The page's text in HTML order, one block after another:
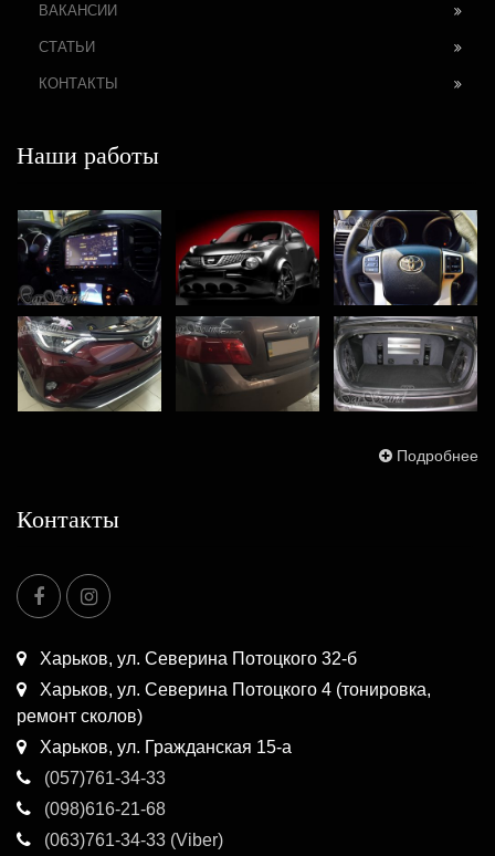
ВАКАНСИИ
СТАТЬИ
КОНТАКТЫ
Наши работы
Подробнее
Контакты
Харьков, ул. Северина Потоцкого 32-б
Харьков, ул. Северина Потоцкого 4 (тонировка,
ремонт сколов)
Харьков, ул. Гражданская 15-а
(057)761-34-33
(098)616-21-68
(063)761-34-33 (Viber)